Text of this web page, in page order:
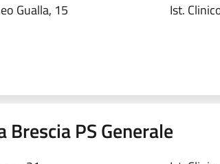
Gualla, 15 Ist.
Brescia PS Generale